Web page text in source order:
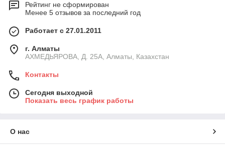
Рейтинг не сформирован
Менее 5 отзывов за последний год
Работает с 27.01.2011
г. Алматы
АХМЕДЬЯРОВА, Д. 25А, Алматы, Казахстан
Контакты
Сегодня выходной
Показать весь график работы
О нас